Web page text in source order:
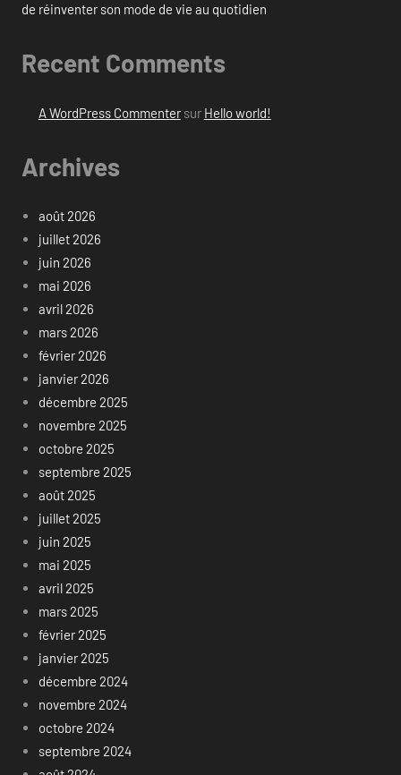
de réinventer son mode de vie au quotidien
Recent Comments
A WordPress Commentersur Hello world!
Archives
août 2026
juillet 2026
juin 2026
mai 2026
avril 2026
mars 2026
février 2026
janvier 2026
décembre 2025
novembre 2025
octobre 2025
septembre 2025
août 2025
juillet 2025
juin 2025
mai 2025
avril 2025
mars 2025
février 2025
janvier 2025
décembre 2024
novembre 2024
octobre 2024
septembre 2024